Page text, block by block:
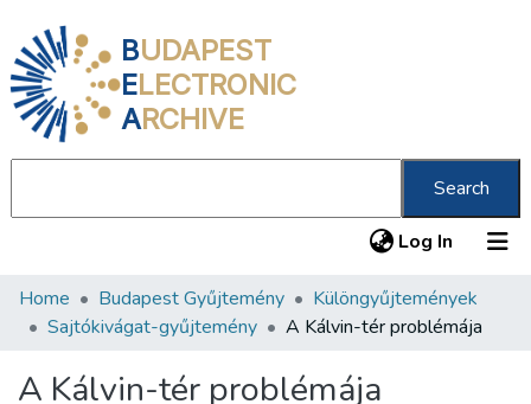
BUDAPEST
ELECTRONIC
ARCHIVE
Search
Log In (current)
Communities & Collections
Statistics
Home Budapest Gyűjtemény
Különgyűjtemények
Sajtókivágat-gyűjtemény
A Kálvin-tér problémája
A Kálvin-tér problémája